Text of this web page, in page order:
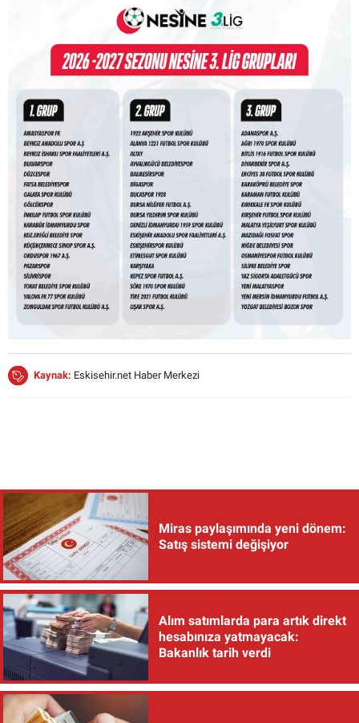
Kaynak: Eskisehir.net Haber Merkezi
Miras paylaşımında yeni dönem:
Satış sistemi değişiyor
Alım satımlarda para artık direkt
hesabınıza yatmayacak:
Bakanlık tarih verdi